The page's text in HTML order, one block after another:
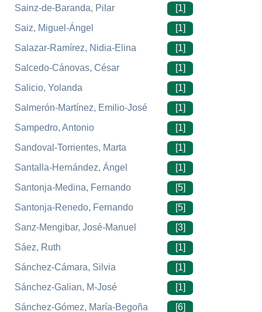
Sainz-de-Baranda, Pilar
[1]
Saiz, Miguel-Ángel
[1]
Salazar-Ramírez, Nidia-Elina
[1]
Salcedo-Cánovas, César
[1]
Salicio, Yolanda
[1]
Salmerón-Martínez, Emilio-José
[1]
Sampedro, Antonio
[1]
Sandoval-Torrientes, Marta
[1]
Santalla-Hernández, Ángel
[1]
Santonja-Medina, Fernando
[5]
Santonja-Renedo, Fernando
[5]
Sanz-Mengibar, José-Manuel
[3]
Sáez, Ruth
[1]
Sánchez-Cámara, Silvia
[1]
Sánchez-Galian, M-José
[1]
Sánchez-Gómez, María-Begoña
[6]